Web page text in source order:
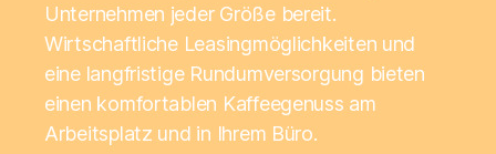
Unternehmen jeder Größe bereit.
Wirtschaftliche Leasingmöglichkeiten und
eine langfristige Rundumversorgung bieten
einen komfortablen Kaffeegenuss am
Arbeitsplatz und in Ihrem Büro.